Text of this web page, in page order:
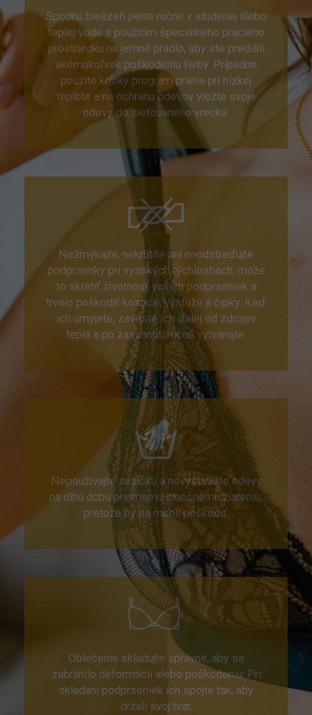
Spodnú bielizeň perte ručne v studenej alebo
teplej vode s použitím špeciálneho pracieho
prostriedku na jemné prádlo, aby ste predišli
akémukoľvek poškodeniu farby. Prípadne
použite krátky program prania pri nízkej
teplote a na ochranu odevov vložte svoje
odevy do sieťovaného vrecka.
Nežmýkajte, nekrútite ani neodstreďujte
podprsenky pri vysokých rýchlostiach, môže
to skrátiť životnosť vašich podprseniek a
trvalo poškodiť kostice, výstuže a čipky. Keď
ich umyjete, zaveste ich ďalej od zdrojov
tepla a po zaschnutí ručne vytvarujte.
Nepoužívajte sušičku a nevystavujte odevy
na dlhú dobu priamemu slnečnému žiareniu,
pretože by sa mohli poškodiť.
Oblečenie skladujte správne, aby sa
zabránilo deformácii alebo poškodeniu. Pri
skladaní podprseniek ich spojte tak, aby
držali svoj tvar.